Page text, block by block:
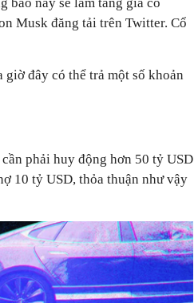
báo này sẽ làm tăng giá cổ
Musk đăng tải trên Twitter. Cổ
đây có thể trả một số khoản
phải huy động hơn 50 tỷ USD
10 tỷ USD, thỏa thuận như vậy